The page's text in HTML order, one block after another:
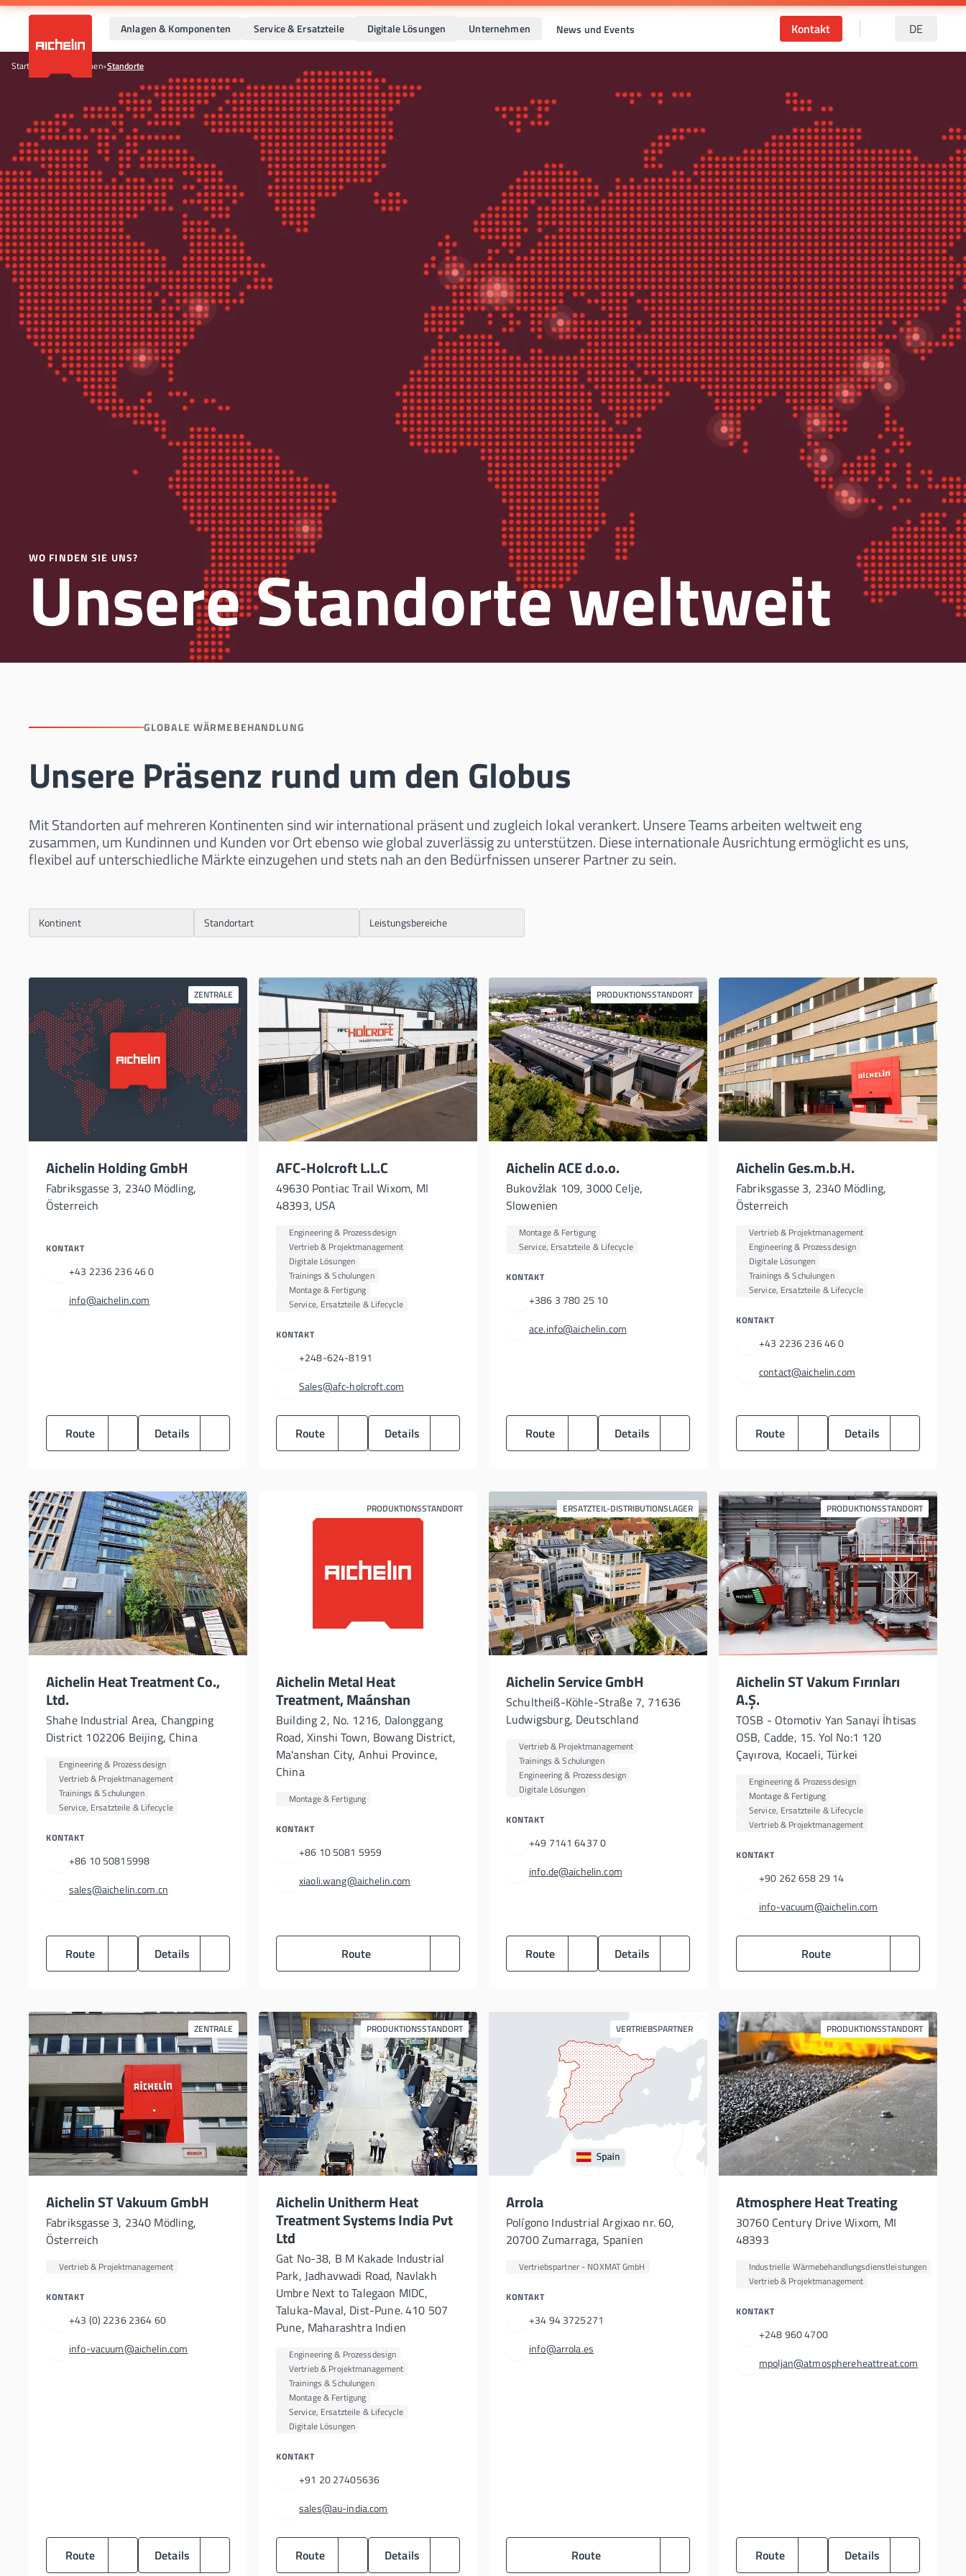
Anlagen & Komponenten Service & Ersatzteile Digitale Lösungen Unternehmen News und Events Kontakt DE
Startseite Unternehmen•Standorte
WO FINDEN SIE UNS?
Unsere Standorte weltweit
GLOBALE WÄRMEBEHANDLUNG
Unsere Präsenz rund um den Globus
Mit Standorten auf mehreren Kontinenten sind wir international präsent und zugleich lokal verankert. Unsere Teams arbeiten weltweit eng
zusammen, um Kundinnen und Kunden vor Ort ebenso wie global zuverlässig zu unterstützen. Diese internationale Ausrichtung ermöglicht es uns,
flexibel auf unterschiedliche Märkte einzugehen und stets nah an den Bedürfnissen unserer Partner zu sein.
Kontinent Standortart Leistungsbereiche
ZENTRALE
Aichelin Holding GmbH
Fabriksgasse 3, 2340 Mödling,
Österreich
KONTAKT
+43 2236 236 46 0
info@aichelin.com
Route Details
AFC-Holcroft L.L.C
49630 Pontiac Trail Wixom, MI
48393, USA
Engineering & Prozessdesign
Vertrieb & Projektmanagement
Digitale Lösungen
Trainings & Schulungen
Montage & Fertigung
Service, Ersatzteile & Lifecycle
KONTAKT
+248-624-8191
Sales@afc-holcroft.com
Route Details
PRODUKTIONSSTANDORT
Aichelin ACE d.o.o.
Bukovžlak 109, 3000 Celje,
Slowenien
Montage & Fertigung
Service, Ersatzteile & Lifecycle
KONTAKT
+386 3 780 25 10
ace.info@aichelin.com
Route Details
Aichelin Ges.m.b.H.
Fabriksgasse 3, 2340 Mödling,
Österreich
Vertrieb & Projektmanagement
Engineering & Prozessdesign
Digitale Lösungen
Trainings & Schulungen
Service, Ersatzteile & Lifecycle
KONTAKT
+43 2236 236 46 0
contact@aichelin.com
Route Details
Aichelin Heat Treatment Co.,
Ltd.
Shahe Industrial Area, Changping
District 102206 Beijing, China
Engineering & Prozessdesign
Vertrieb & Projektmanagement
Trainings & Schulungen
Service, Ersatzteile & Lifecycle
KONTAKT
+86 10 50815998
sales@aichelin.com.cn
Route Details
PRODUKTIONSSTANDORT
Aichelin Metal Heat
Treatment, Maánshan
Building 2, No. 1216, Dalonggang
Road, Xinshi Town, Bowang District,
Ma'anshan City, Anhui Province,
China
Montage & Fertigung
KONTAKT
+86 10 5081 5959
xiaoli.wang@aichelin.com
Route
ERSATZTEIL-DISTRIBUTIONSLAGER
Aichelin Service GmbH
Schultheiß-Köhle-Straße 7, 71636
Ludwigsburg, Deutschland
Vertrieb & Projektmanagement
Trainings & Schulungen
Engineering & Prozessdesign
Digitale Lösungen
KONTAKT
+49 7141 6437 0
info.de@aichelin.com
Route Details
PRODUKTIONSSTANDORT
Aichelin ST Vakum Fırınları
A.Ş.
TOSB - Otomotiv Yan Sanayi İhtisas
OSB, Cadde, 15. Yol No:1 120
Çayırova, Kocaeli, Türkei
Engineering & Prozessdesign
Montage & Fertigung
Service, Ersatzteile & Lifecycle
Vertrieb & Projektmanagement
KONTAKT
+90 262 658 29 14
info-vacuum@aichelin.com
Route
ZENTRALE
Aichelin ST Vakuum GmbH
Fabriksgasse 3, 2340 Mödling,
Österreich
Vertrieb & Projektmanagement
KONTAKT
+43 (0) 2236 2364 60
info-vacuum@aichelin.com
Route Details
PRODUKTIONSSTANDORT
Aichelin Unitherm Heat
Treatment Systems India Pvt
Ltd
Gat No-38, B M Kakade Industrial
Park, Jadhavwadi Road, Navlakh
Umbre Next to Talegaon MIDC,
Taluka-Maval, Dist-Pune. 410 507
Pune, Maharashtra Indien
Engineering & Prozessdesign
Vertrieb & Projektmanagement
Trainings & Schulungen
Montage & Fertigung
Service, Ersatzteile & Lifecycle
Digitale Lösungen
KONTAKT
+91 20 27405636
sales@au-india.com
Route Details
VERTRIEBSPARTNER
Arrola
Polígono Industrial Argixao nr. 60,
20700 Zumarraga, Spanien
Vertriebspartner - NOXMAT GmbH
KONTAKT
+34 94 3725271
info@arrola.es
Route
PRODUKTIONSSTANDORT
Atmosphere Heat Treating
30760 Century Drive Wixom, MI
48393
Industrielle Wärmebehandlungsdienstleistungen
Vertrieb & Projektmanagement
KONTAKT
+248 960 4700
mpoljan@atmosphereheattreat.com
Route Details